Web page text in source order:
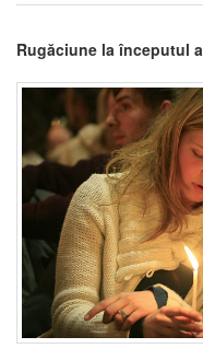
Rugăciune la începutul